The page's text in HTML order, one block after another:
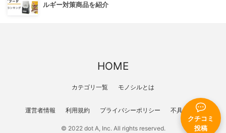
クチコミ
投稿
ルギー対策商品を紹介
HOME
カテゴリ一覧 モノシルとは
運営者情報 利用規約 プライバシーポリシー 不具合報告
© 2022 dot A, Inc. All rights reserved.